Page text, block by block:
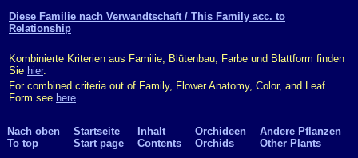
Diese Familie nach Verwandtschaft / This Family acc. to
Relationship
Kombinierte Kriterien aus Familie, Blütenbau, Farbe und Blattform finden
Sie hier.
For combined criteria out of Family, Flower Anatomy, Color, and Leaf
Form see here.
Nach oben
To top
Startseite
Start page
Inhalt
Contents
Orchideen
Orchids
Andere Pflanzen
Other Plants